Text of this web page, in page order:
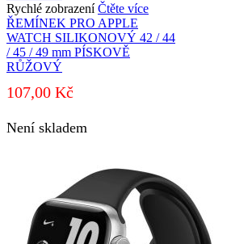
Rychlé zobrazení Čtěte více
ŘEMÍNEK PRO APPLE
WATCH SILIKONOVÝ 42 / 44
/ 45 / 49 mm PÍSKOVĚ
RŮŽOVÝ
107,00 Kč
Není skladem